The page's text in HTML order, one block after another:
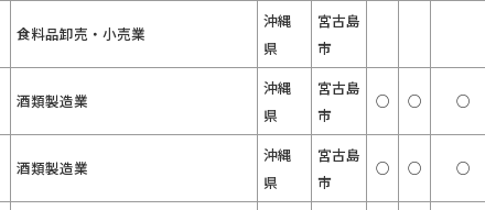
食料品卸売・小売業
沖縄
県
宮古島
市
酒類製造業
沖縄
県
宮古島
市
○ ○ ○
酒類製造業
沖縄
県
宮古島
市
○ ○ ○